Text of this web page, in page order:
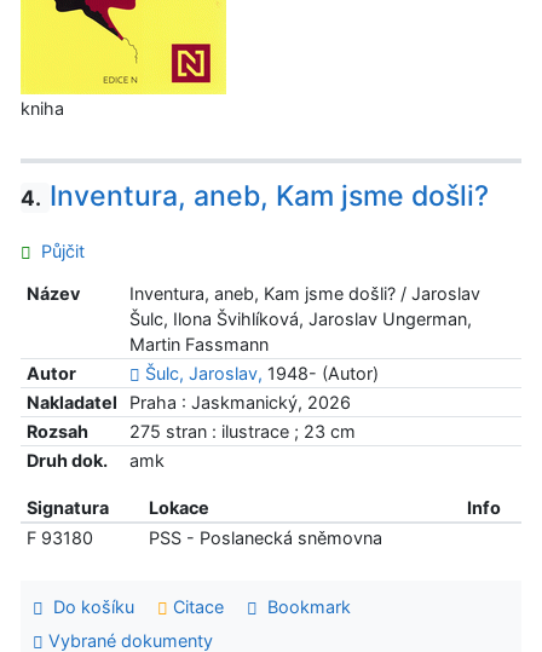
kniha
4. Inventura, aneb, Kam jsme došli?
Půjčit
Název
Inventura, aneb, Kam jsme došli? / Jaroslav
Šulc, Ilona Švihlíková, Jaroslav Ungerman,
Martin Fassmann
Autor
Šulc, Jaroslav, 1948- (Autor)
Nakladatel
Praha : Jaskmanický, 2026
Rozsah
275 stran : ilustrace ; 23 cm
Druh dok.
amk
Signatura Lokace
Info
F 93180
PSS - Poslanecká sněmovna
Do košíku Citace
Bookmark
Vybrané dokumenty